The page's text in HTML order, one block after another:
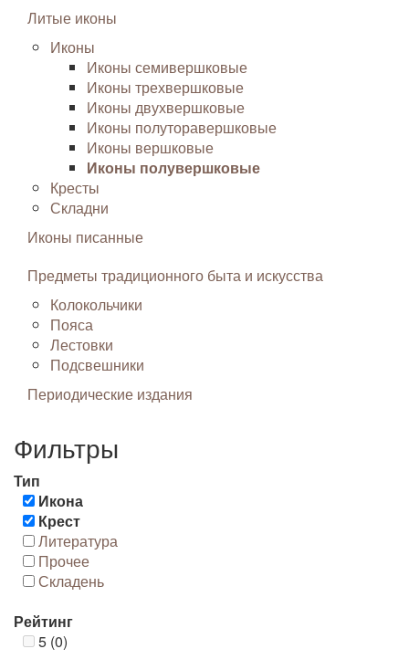
Литые иконы
Иконы
Иконы семивершковые
Иконы трехвершковые
Иконы двухвершковые
Иконы полуторавершковые
Иконы вершковые
Иконы полувершковые
Кресты
Складни
Иконы писанные
Предметы традиционного быта и искусства
Колокольчики
Пояса
Лестовки
Подсвешники
Периодические издания
Фильтры
Тип
Икона
Крест
Литература
Прочее
Складень
Рейтинг
5 (0)